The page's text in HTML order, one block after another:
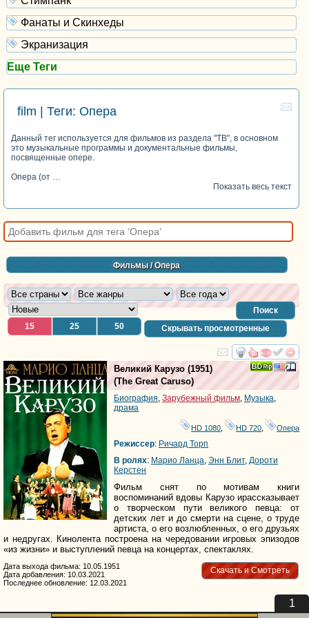
1
Фанаты и Скинхеды
Экранизация
Еще Теги
film | Теги: Опера
Данный тег используется для фильмов из раздела "ТВ", в основном
это музыкальные программы и документальные фильмы,
посвященные опере.
Опера (от …
Показать весь текст
Фильмы/ Опера
Поиск
15
25 50 Скрывать просмотренные
смотреть
Великий Карузо (1951)
(The Great Caruso)
Биография Зарубежный фильм Музыка
драма
HD 1080 HD 720 Опера
Режиссер: Ричард Торп
В ролях: Марио Ланца Энн Блит, Дороти
Керстен
Фильм снят по мотивам книги
воспоминаний вдовы Карузо ирассказывает
о творческом пути великого певца: от
детских лет и до смерти на сцене, о труде
артиста, о его возлюбленных, о его друзьях
и недругах. Кинолента построена на чередовании игровых эпизодов
«из жизни» и выступлений певца на концертах, спектаклях.
Скачать и Смотреть
Дата выхода фильма: 10.05.1951
Дата добавления: 10.03.2021
Последнее обновление: 12.03.2021